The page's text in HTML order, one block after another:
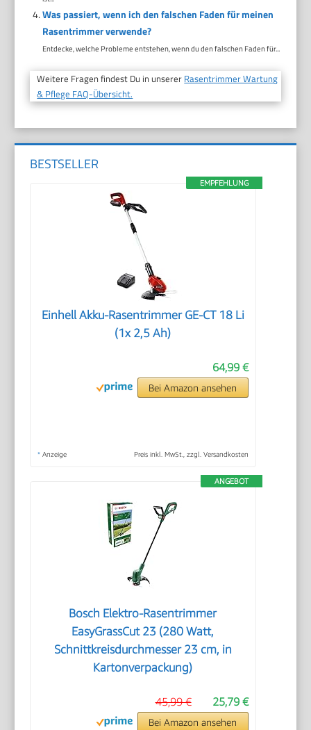
Was passiert, wenn ich den falschen Faden für meinen
Rasentrimmer verwende?
Entdecke, welche Probleme entstehen, wenn du den falschen Faden für...
Weitere Fragen findest Du in unserer Rasentrimmer Wartung
& Pflege FAQ-Übersicht.
BESTSELLER
EMPFEHLUNG
Einhell Akku-Rasentrimmer GE-CT 18 Li
(1x 2,5 Ah)
64,99 €
Bei Amazon ansehen
* Anzeige Preis inkl. MwSt., zzgl. Versandkosten
ANGEBOT
Bosch Elektro-Rasentrimmer
EasyGrassCut 23 (280 Watt,
Schnittkreisdurchmesser 23 cm, in
Kartonverpackung)
25,79 €
45,99 €
Bei Amazon ansehen